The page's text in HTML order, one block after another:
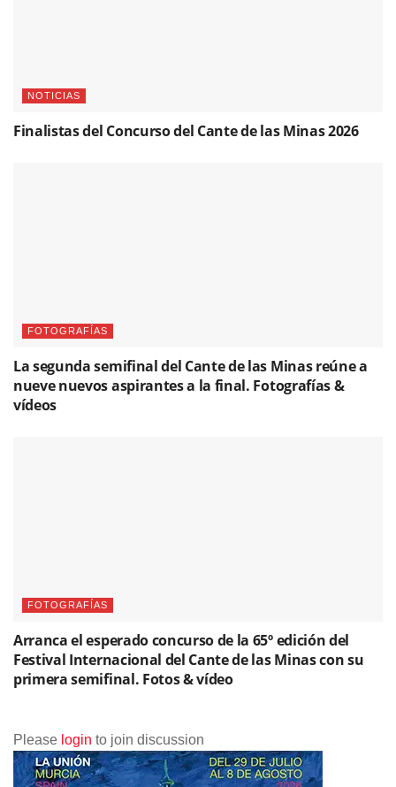
NOTICIAS
Finalistas del Concurso del Cante de las Minas 2026
FOTOGRAFÍAS
La segunda semifinal del Cante de las Minas reúne a
nueve nuevos aspirantes a la final. Fotografías &
vídeos
FOTOGRAFÍAS
Arranca el esperado concurso de la 65º edición del
Festival Internacional del Cante de las Minas con su
primera semifinal. Fotos & vídeo
Please login to join discussion